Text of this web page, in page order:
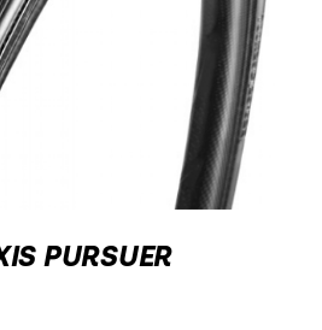
PURSUER